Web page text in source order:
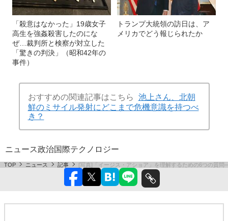
「殺意はなかった」19歳女子
高生を強姦殺害したのにな
ぜ…裁判所と検察が対立した
「驚きの判決」（昭和42年の
事件）
トランプ大統領の訪日は、ア
メリカでどう報じられたか
おすすめの関連記事はこちら
池上さん、北朝
鮮のミサイル発射にどこまで危機意識を持つべ
き？
ニュース政治国際テクノロジー
TOP ニュース 記事 [写真]「イージス・アショア」を理解するための6つの質